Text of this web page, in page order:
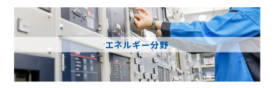
エネルギー分野